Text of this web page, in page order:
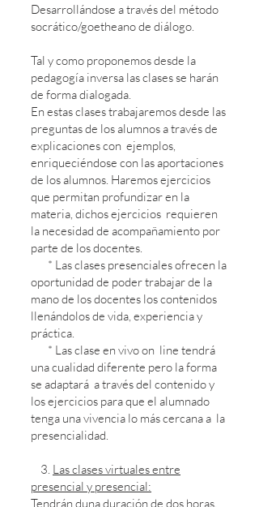
Desarrollándose a través del método
socrático/goetheano de diálogo.
Tal y como proponemos desde la
pedagogía inversa las clases se harán
de forma dialogada.
En estas clases trabajaremos desde las
preguntas de los alumnos a través de
explicaciones con ejemplos,
enriqueciéndose con las aportaciones
de los alumnos. Haremos ejercicios
que permitan profundizar en la
materia, dichos ejercicios requieren
la necesidad de acompañamiento por
parte de los docentes.
* Las clases presenciales ofrecen la
oportunidad de poder trabajar de la
mano de los docentes los contenidos
llenándolos de vida, experiencia y
práctica.
* Las clase en vivo on line tendrá
una cualidad diferente pero la forma
se adaptará a través del contenido y
los ejercicios para que el alumnado
tenga una vivencia lo más cercana a la
presencialidad.
3. Las clases virtuales entre
presencial y presencial:
Tendrán duna duración de dos horas,